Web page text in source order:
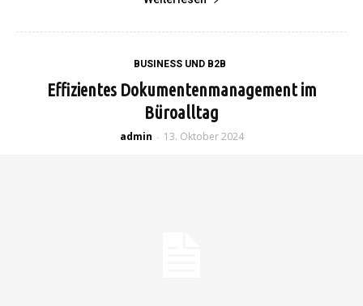
BUSINESS UND B2B
Effizientes Dokumentenmanagement im
Büroalltag
admin - 13. Oktober 2024